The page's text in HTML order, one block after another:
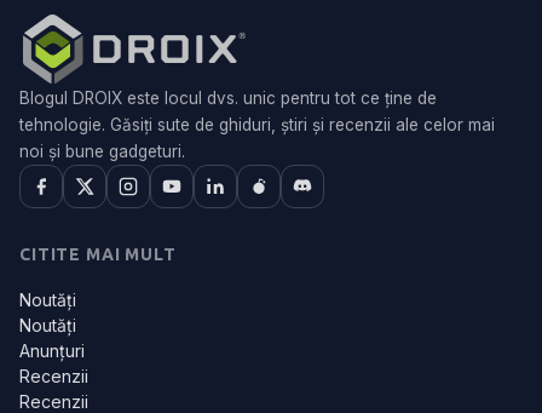
Blogul DROIX este locul dvs. unic pentru tot ce ține de
tehnologie. Găsiți sute de ghiduri, știri și recenzii ale celor mai
noi și bune gadgeturi.
CITITE MAI MULT
Noutăți
Noutăți
Anunțuri
Recenzii
Recenzii